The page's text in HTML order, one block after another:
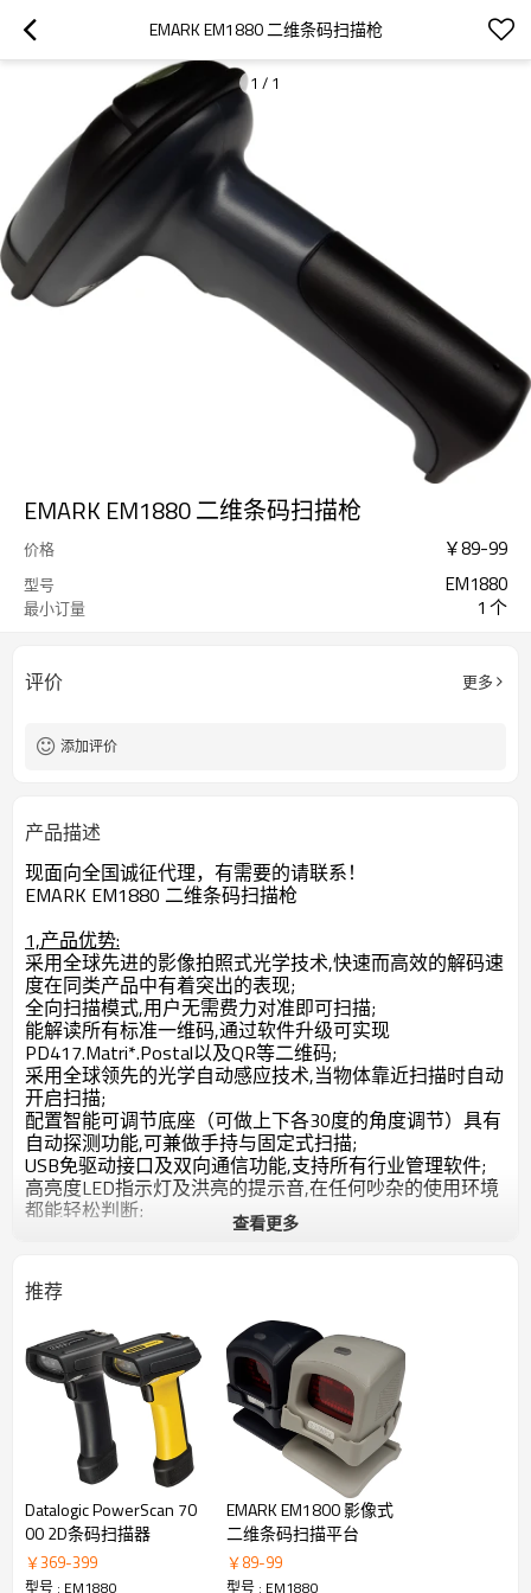
EMARK EM1880 二维条码扫描枪
1 / 1
EMARK EM1880 二维条码扫描枪
价格 ￥89-99
型号 EM1880
最小订量 1 个
评价 更多
添加评价
产品描述
现面向全国诚征代理，有需要的请联系！
EMARK EM1880 二维条码扫描枪
1,产品优势:
采用全球先进的影像拍照式光学技术,快速而高效的解码速
度在同类产品中有着突出的表现;
全向扫描模式,用户无需费力对准即可扫描;
能解读所有标准一维码,通过软件升级可实现
PD417.Matri*.Postal以及QR等二维码;
采用全球领先的光学自动感应技术,当物体靠近扫描时自动
开启扫描;
配置智能可调节底座（可做上下各30度的角度调节）具有
自动探测功能,可兼做手持与固定式扫描;
USB免驱动接口及双向通信功能,支持所有行业管理软件;
高亮度LED指示灯及洪亮的提示音,在任何吵杂的使用环境
都能轻松判断;
蜂鸣器:六种声调;
光源:LED波长625nm+6.5nm;
指示灯:蓝色=待机状态,白色=解码成功,黄色=自动扫描;
接口模式:USB/RS232/KBW;
3,物理参数:
规格（长*宽*高）: 13MM*98MM*128MM（含支架）,
125MM*86MM*85MM（不含支架）;
重量:510G（含支架）,310G（不含支架）;
4,电学参数:
输入电压:5VDC;
工作功率:2W（
400mA@5V
）;
直流变压器:Class2:5.2VDC @ 1A ;
查看更多
推荐
D​a​t​a​l​o​g​i​c​ ​P​o​w​e​r​S​c​a​n​ ​7​0​
0​0​ ​2​D条码​扫​描​器
￥369-399
型号 : EM1880
EMARK EM1800 影像式
二维条码扫描平台
￥89-99
型号 : EM1880